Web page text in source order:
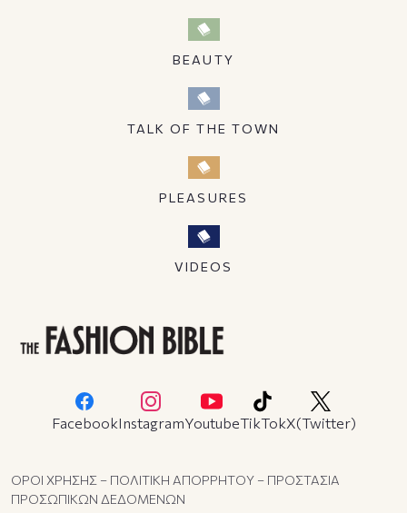
BEAUTY
TALK OF THE TOWN
PLEASURES
VIDEOS
FacebookInstagramYoutubeTikTokX(Twitter)
ΟΡΟΙ ΧΡΗΣΗΣ – ΠΟΛΙΤΙΚΗ ΑΠΟΡΡΗΤΟΥ – ΠΡΟΣΤΑΣΙΑ
ΠΡΟΣΩΠΙΚΩΝ ΔΕΔΟΜΕΝΩΝ